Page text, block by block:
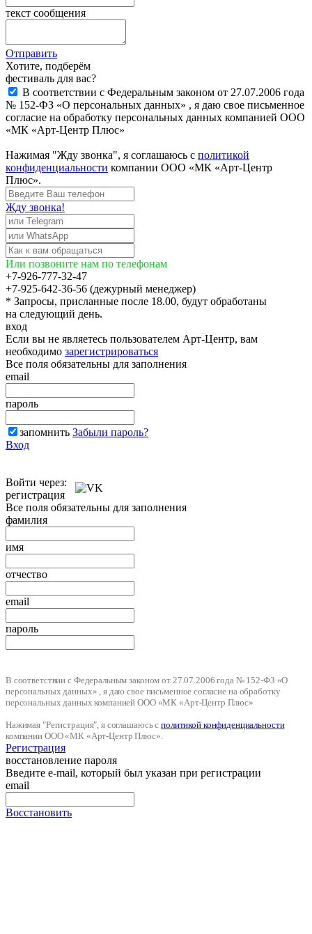
текст сообщения
Отправить
Хотите, подберём
фестиваль для вас?
В соответствии с Федеральным законом от 27.07.2006 года
№ 152-ФЗ «О персональных данных» , я даю свое письменное
согласие на обработку персональных данных компанией ООО
«МК «Арт-Центр Плюс»
Нажимая "Жду звонка", я соглашаюсь с политикой
конфиденциальности компании ООО «МК «Арт-Центр
Плюс».
Жду звонка!
Или позвоните нам по телефонам
+7-926-777-32-47
+7-925-642-36-56 (дежурный менеджер)
* Запросы, присланные после 18.00, будут обработаны
на следующий день.
вход
Если вы не являетесь пользователем Арт-Центр, вам
необходимо зарегистрироваться
Все поля обязательны для заполнения
email
пароль
запомнить Забыли пароль?
Вход
Войти через:
регистрация
Все поля обязательны для заполнения
фамилия
имя
отчество
email
пароль
В соответствии с Федеральным законом от 27.07.2006 года № 152-ФЗ «О
персональных данных» , я даю свое письменное согласие на обработку
персональных данных компанией ООО «МК «Арт-Центр Плюс»
Нажимая "Регистрация", я соглашаюсь сполитикой конфиденциальности
компании ООО «МК «Арт-Центр Плюс».
Регистрация
восстановление пароля
Введите e-mail, который был указан при регистрации
email
Восстановить